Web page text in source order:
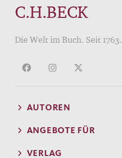
C.H.BECK
Die Welt im Buch. Seit 1763.
AUTOREN
ANGEBOTE FÜR
VERLAG